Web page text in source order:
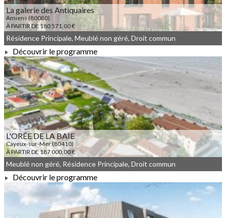
La galerie des Antiquaires
Amiens (80080)
À PARTIR DE 180 571,00 €
À PARTIR DE 180 571,00 €
Résidence Principale, Meublé non géré, Droit commun
Découvrir le programme
L'ORÉE DE LA BAIE
Cayeux-sur-Mer (80410)
À PARTIR DE 187 000,00 €
À PARTIR DE 187 000,00 €
Meublé non géré, Résidence Principale, Droit commun
Découvrir le programme